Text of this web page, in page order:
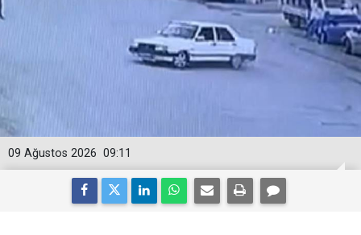
09:11
09 Ağustos 2026